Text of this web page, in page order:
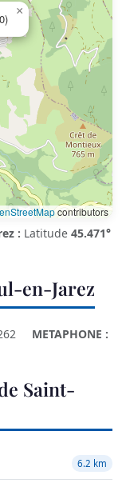
×
contributors
: Latitude 45.471°
en-Jarez
METAPHONE :
Saint-
6.2 km